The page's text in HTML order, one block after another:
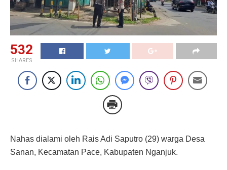
532
SHARES
Nahas dialami oleh Rais Adi Saputro (29) warga Desa
Sanan, Kecamatan Pace, Kabupaten Nganjuk.